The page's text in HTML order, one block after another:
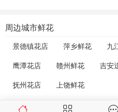
周边城市鲜花
景德镇花店 萍乡鲜花 九
鹰潭花店 赣州鲜花 吉安
抚州花店 上饶鲜花